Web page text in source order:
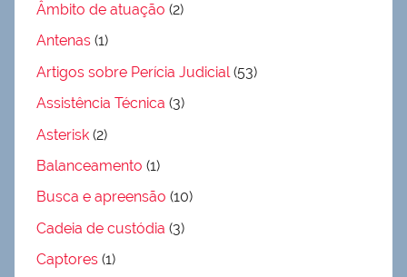
Âmbito de atuação (2)
Antenas (1)
Artigos sobre Perícia Judicial(53)
Assistência Técnica (3)
Asterisk (2)
Balanceamento (1)
Busca e apreensão (10)
Cadeia de custódia (3)
Captores (1)